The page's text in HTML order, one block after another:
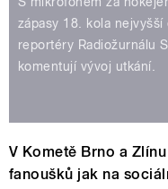
zápasy 18. kola
reportéry Radiožurnálu
komentují vývoj utkání.
V Kometě Brno a
fanoušků jak na